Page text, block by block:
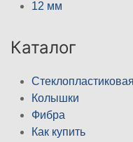
12 мм
Каталог
Колышки
Фибра
Как купить